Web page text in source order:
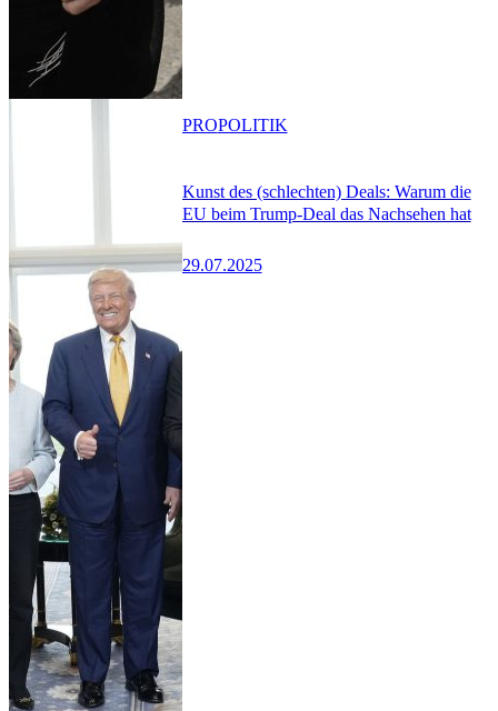
Kunst des (schlechten) Deals: Warum die
EU beim Trump-Deal das Nachsehen hat
29.07.2025
PROPOLITIK